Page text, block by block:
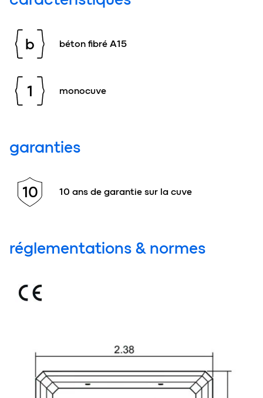
b béton fibré A15
1 monocuve
garanties
10 10 ans de garantie sur la cuve
réglementations & normes